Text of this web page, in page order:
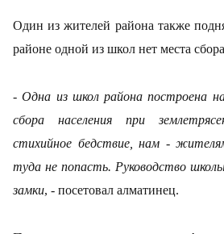
Один из жителей района также
районе одной из школ нет места
- Одна из школ района построена
сбора населения при
стихийное бедствие, нам -
туда не попасть. Руководство
замки, - посетовал алматинец.